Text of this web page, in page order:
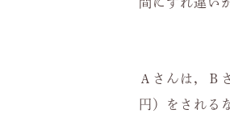
Ａさんは，Ｂ
円）をされる